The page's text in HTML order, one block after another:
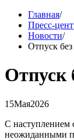
Главная/
Пресс-
Новости/
Отпуск без
Отпуск
15Мая2026
С наступлением
неожиданными